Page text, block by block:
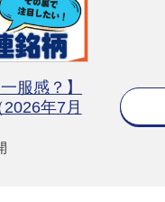
服感？】
年7月